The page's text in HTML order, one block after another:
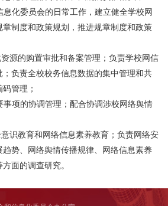
化委员会的日常工作，建立健全学校网
制度和政策规划，推进规章制度和政策
源的购置审批和备案管理；负责学校网信
负责全校校务信息数据的集中管理和共
管理；
事项的协调管理；配合协调涉校网络舆情
识教育和网络信息素养教育；负责网络安
势、网络舆情传播规律、网络信息素养
面的调查研究。